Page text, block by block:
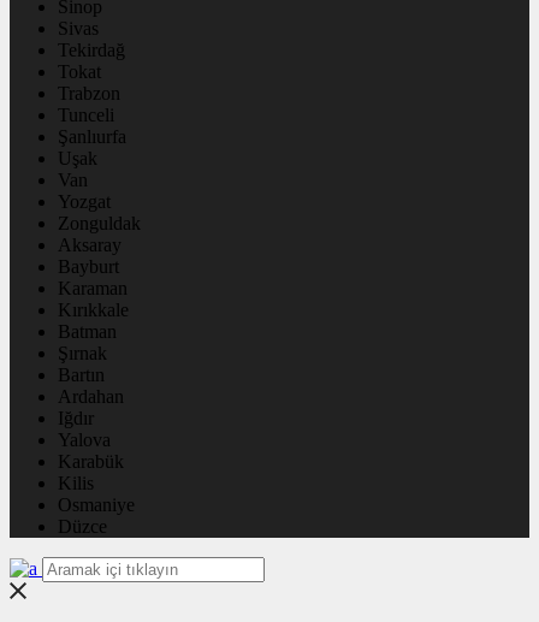
Sinop
Sivas
Tekirdağ
Tokat
Trabzon
Tunceli
Şanlıurfa
Uşak
Van
Yozgat
Zonguldak
Aksaray
Bayburt
Karaman
Kırıkkale
Batman
Şırnak
Bartın
Ardahan
Iğdır
Yalova
Karabük
Kilis
Osmaniye
Düzce